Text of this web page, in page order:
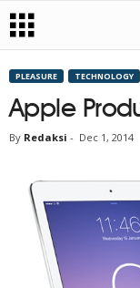
PLEASURE TECHNOLOGY
Apple
By Redaksi - Dec 1, 2014